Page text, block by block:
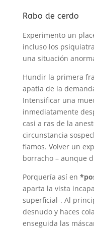
Rabo de cerdo
Experimento un
incluso los
una situación
Hundir la primera
apatía de la
Intensificar una
inmediatamente
casi a ras de la
circunstancia
fiamos. Volver un
borracho – aunque
Porquería así en
aparta la vista
superficial-. Al
desnudo y haces
enseguida las